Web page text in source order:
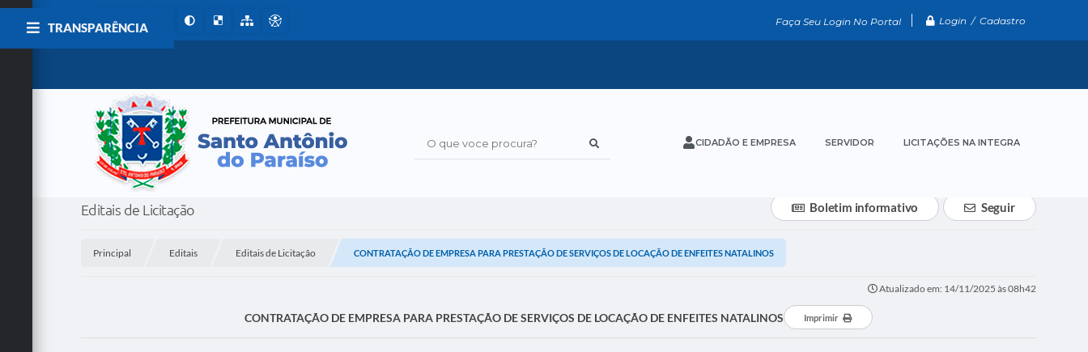
Faça Seu Login No Portal Login / Cadastro
O que voce procura? CIDADÃO E EMPRESA SERVIDOR LICITAÇÕES NA INTEGRA
TRANSPARÊNCIA
Editais de Licitação Seguir
Boletim informativo
Principal Editais Editais de Licitação CONTRATAÇÃO DE EMPRESA PARA PRESTAÇÃO DE SERVIÇOS DE LOCAÇÃO DE ENFEITES NATALINOS
Atualizado em: 14/11/2025 às 08h42
CONTRATAÇÃO DE EMPRESA PARA PRESTAÇÃO DE SERVIÇOS DE LOCAÇÃO DE ENFEITES NATALINOS Imprimir